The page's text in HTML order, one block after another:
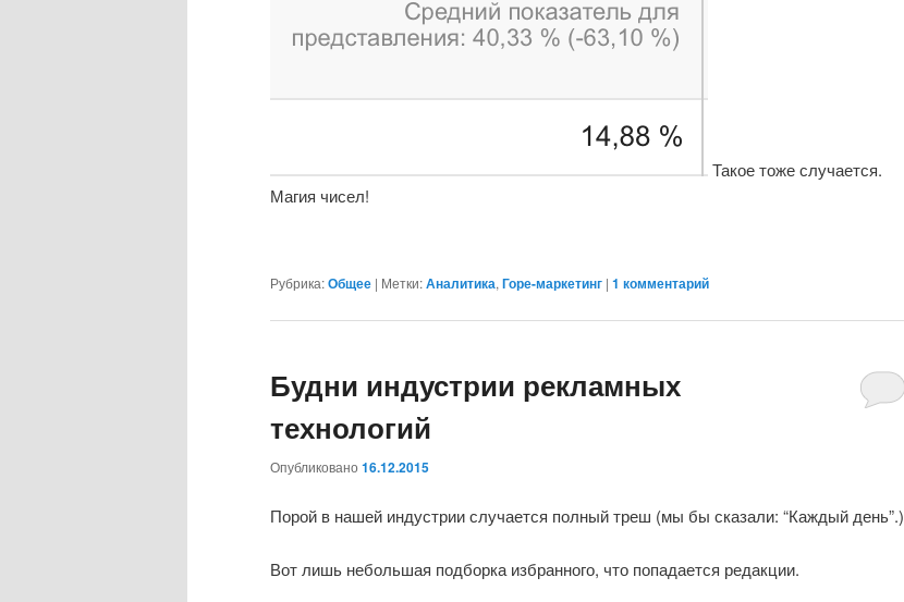
Такое тоже случается.
Магия чисел!
Рубрика:Общее | Метки:Аналитика,Горе-маркетинг | 1 комментарий
Будни индустрии рекламных
технологий
Опубликовано 16.12.2015
Порой в нашей индустрии случается полный треш (мы бы сказали: “Каждый день”.)
Вот лишь небольшая подборка избранного, что попадается редакции.